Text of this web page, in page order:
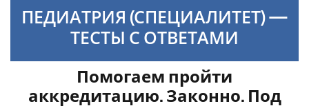
ПЕДИАТРИЯ (СПЕЦИАЛИТЕТ) —
ТЕСТЫ С ОТВЕТАМИ
Помогаем пройти
аккредитацию. Законно. Под